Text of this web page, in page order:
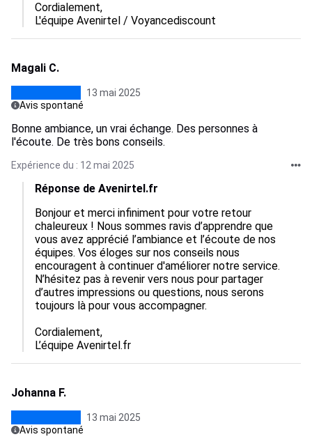
Cordialement,
L'équipe Avenirtel / Voyancediscount
Magali C.
13 mai 2025
Avis spontané
Bonne ambiance, un vrai échange. Des personnes à
l'écoute. De très bons conseils.
Expérience du : 12 mai 2025
Réponse de Avenirtel.fr
Bonjour et merci infiniment pour votre retour
chaleureux ! Nous sommes ravis d’apprendre que
vous avez apprécié l’ambiance et l’écoute de nos
équipes. Vos éloges sur nos conseils nous
encouragent à continuer d'améliorer notre service.
N’hésitez pas à revenir vers nous pour partager
d’autres impressions ou questions, nous serons
toujours là pour vous accompagner.
Cordialement,
L’équipe Avenirtel.fr
Johanna F.
13 mai 2025
Avis spontané